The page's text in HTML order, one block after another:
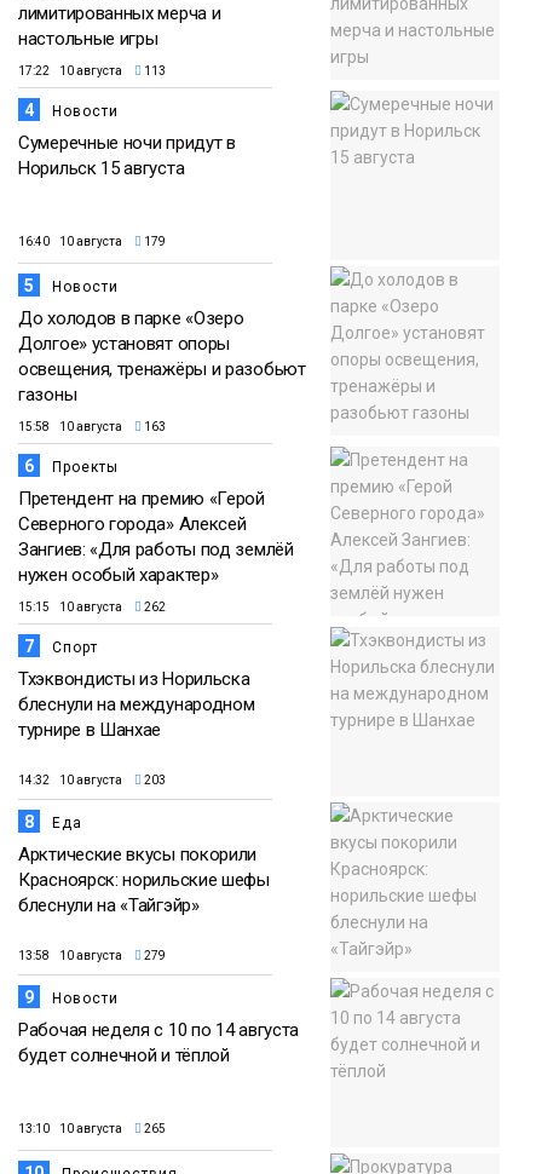
лимитированных мерча и
настольные игры
17:22 10 августа 113
4 Новости
Сумеречные ночи придут в
Норильск 15 августа
16:40 10 августа 179
5 Новости
До холодов в парке «Озеро
Долгое» установят опоры
освещения, тренажёры и разобьют
газоны
15:58 10 августа 163
6 Проекты
Претендент на премию «Герой
Северного города» Алексей
Зангиев: «Для работы под землёй
нужен особый характер»
15:15 10 августа 262
7 Спорт
Тхэквондисты из Норильска
блеснули на международном
турнире в Шанхае
14:32 10 августа 203
8 Еда
Арктические вкусы покорили
Красноярск: норильские шефы
блеснули на «Тайгэйр»
13:58 10 августа 279
9 Новости
Рабочая неделя с 10 по 14 августа
будет солнечной и тёплой
13:10 10 августа 265